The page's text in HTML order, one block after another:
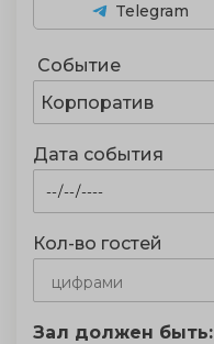
Событие
Корпоратив
Дата события
Кол-во гостей
Зал должен быть:
Telegram